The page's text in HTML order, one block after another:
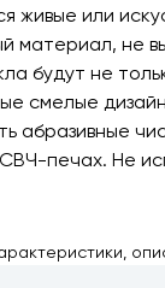
живые или
материал, не
будут не
смелые
абразивные
печах. Не